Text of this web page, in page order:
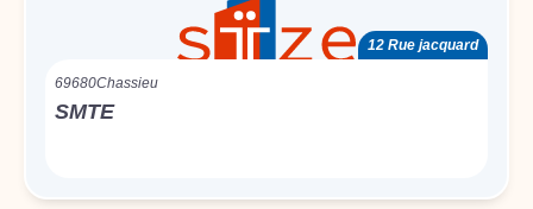
12 Rue jacquard
69680Chassieu
SMTE